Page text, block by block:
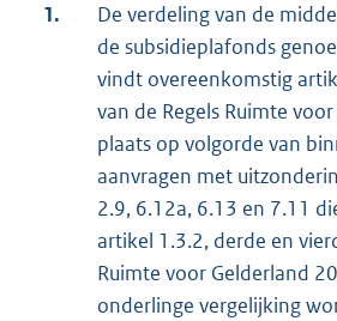
1.
De verdeling van de
de subsidieplafonds
vindt overeenkomstig
van de Regels Ruimte
plaats op volgorde van
aanvragen met
2.9, 6.12a, 6.13 en 7.11
artikel 1.3.2, derde en
Ruimte voor Gelderland
onderlinge vergelijking